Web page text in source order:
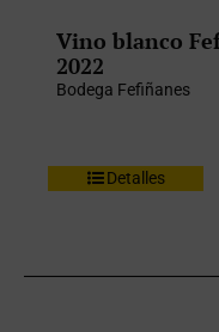
Vino blanco
2022
Bodega Fefiñanes
Detalles